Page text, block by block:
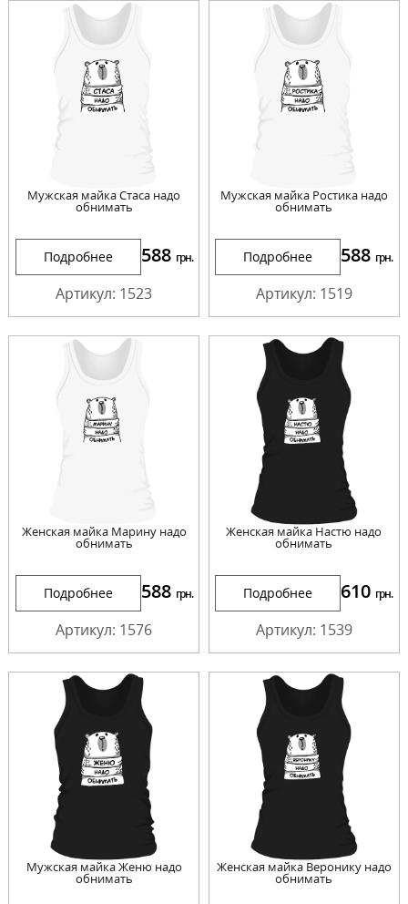
Мужская майка Стаса надо
обнимать
Подробнее 588 грн.
Артикул: 1523
Мужская майка Ростика надо
обнимать
Подробнее 588 грн.
Артикул: 1519
Женская майка Марину надо
обнимать
Подробнее 588 грн.
Артикул: 1576
Женская майка Настю надо
обнимать
Подробнее 610 грн.
Артикул: 1539
Мужская майка Женю надо
обнимать
Женская майка Веронику надо
обнимать